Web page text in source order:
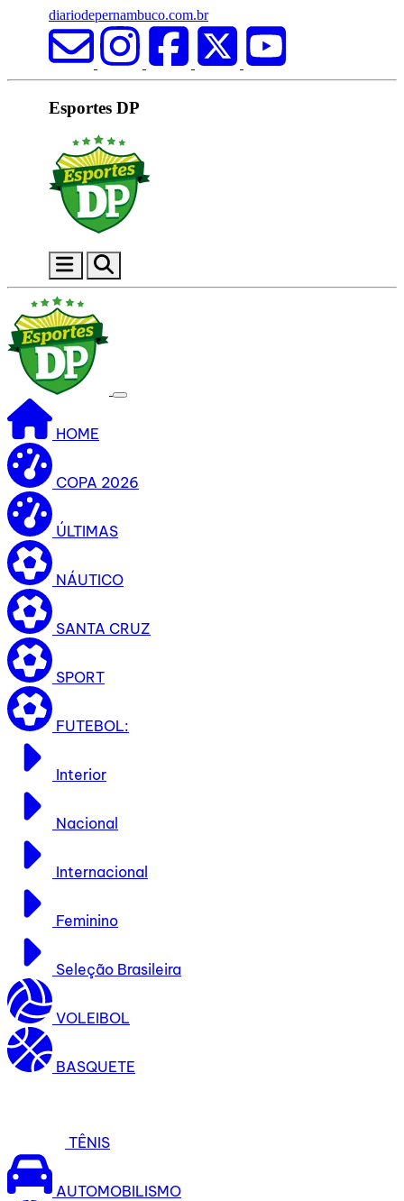
diariodepernambuco.com.br
Esportes DP
HOME
COPA 2026
ÚLTIMAS
NÁUTICO
SANTA CRUZ
SPORT
FUTEBOL:
Interior
Nacional
Internacional
Feminino
Seleção Brasileira
VOLEIBOL
BASQUETE
TÊNIS
AUTOMOBILISMO